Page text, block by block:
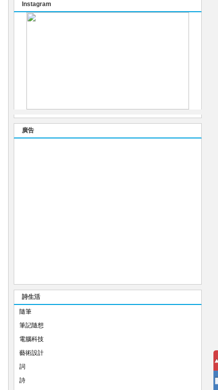
Instagram
廣告
詩生活
隨筆
筆記隨想
電腦科技
藝術設計
詞
詩